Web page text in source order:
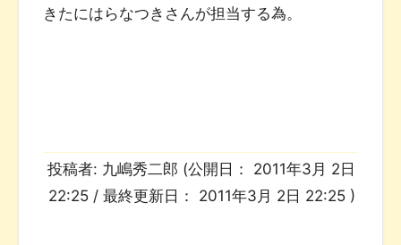
きたにはらなつきさんが担当する為。
投稿者: 九嶋秀二郎 (公開日： 2011年3月 2日
22:25 / 最終更新日： 2011年3月 2日 22:25 )